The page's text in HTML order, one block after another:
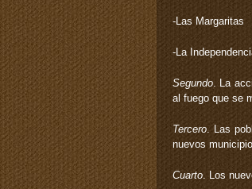
-Las Margaritas
-La
Segundo. La
al fuego que se
Tercero . Las
nuevos
Cuarto . Los